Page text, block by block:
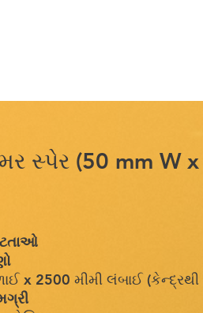
સ્પેર (50 mm W
x 2500 મીમી લંબાઈ